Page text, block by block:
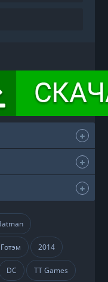
2014
DC TT Games